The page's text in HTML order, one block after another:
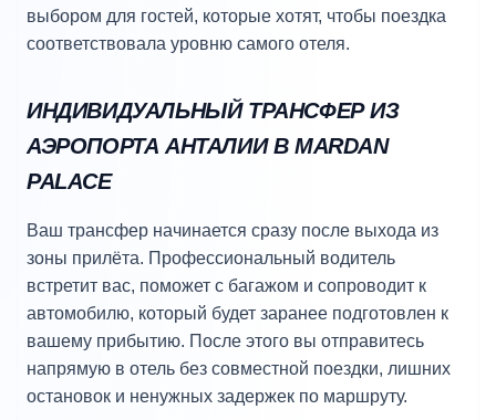
выбором для гостей, которые хотят, чтобы поездка
соответствовала уровню самого отеля.
ИНДИВИДУАЛЬНЫЙ ТРАНСФЕР ИЗ
АЭРОПОРТА АНТАЛИИ В MARDAN
PALACE
Ваш трансфер начинается сразу после выхода из
зоны прилёта. Профессиональный водитель
встретит вас, поможет с багажом и сопроводит к
автомобилю, который будет заранее подготовлен к
вашему прибытию. После этого вы отправитесь
напрямую в отель без совместной поездки, лишних
остановок и ненужных задержек по маршруту.